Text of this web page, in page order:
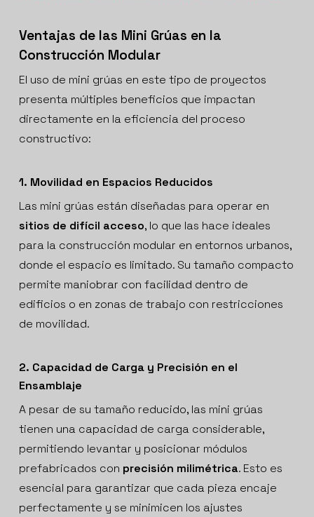
Ventajas de las Mini Grúas en la
Construcción Modular
El uso de mini grúas en este tipo de proyectos
presenta múltiples beneficios que impactan
directamente en la eficiencia del proceso
constructivo:
1. Movilidad en Espacios Reducidos
Las mini grúas están diseñadas para operar en
sitios de difícil acceso, lo que las hace ideales
para la construcción modular en entornos urbanos,
donde el espacio es limitado. Su tamaño compacto
permite maniobrar con facilidad dentro de
edificios o en zonas de trabajo con restricciones
de movilidad.
2. Capacidad de Carga y Precisión en el
Ensamblaje
A pesar de su tamaño reducido, las mini grúas
tienen una capacidad de carga considerable,
permitiendo levantar y posicionar módulos
prefabricados con precisión milimétrica. Esto es
esencial para garantizar que cada pieza encaje
perfectamente y se minimicen los ajustes